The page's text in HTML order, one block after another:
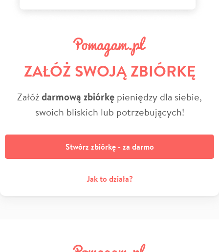
ZAŁÓŻ SWOJĄ ZBIÓRKĘ
Załóżdarmową zbiórkę pieniędzy dla siebie,
swoich bliskich lub potrzebujących!
Stwórz zbiórkę - za darmo
Jak to działa?